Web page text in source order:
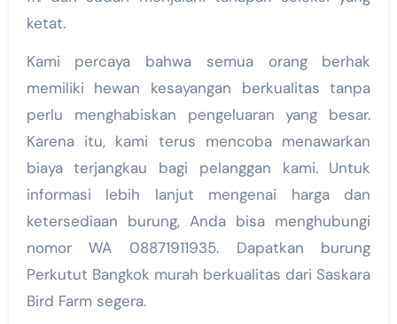
ketat.
Kami percaya bahwa semua orang berhak
memiliki hewan kesayangan berkualitas tanpa
perlu menghabiskan pengeluaran yang besar.
Karena itu, kami terus mencoba menawarkan
biaya terjangkau bagi pelanggan kami. Untuk
informasi lebih lanjut mengenai harga dan
ketersediaan burung, Anda bisa menghubungi
nomor WA 08871911935. Dapatkan burung
Perkutut Bangkok murah berkualitas dari Saskara
Bird Farm segera.